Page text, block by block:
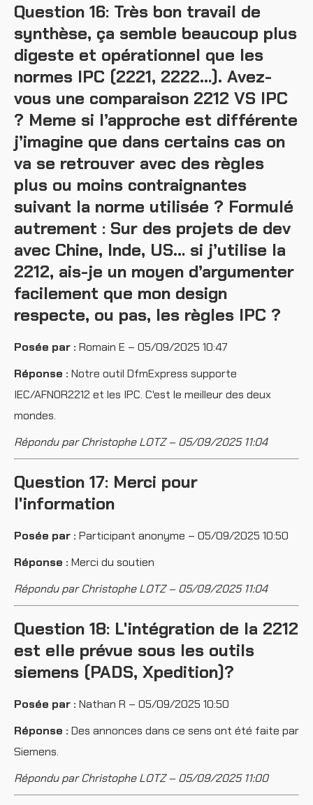
Question 16: Très bon travail de
synthèse, ça semble beaucoup plus
digeste et opérationnel que les
normes IPC (2221, 2222…). Avez-
vous une comparaison 2212 VS IPC
? Meme si l’approche est différente
j’imagine que dans certains cas on
va se retrouver avec des règles
plus ou moins contraignantes
suivant la norme utilisée ? Formulé
autrement : Sur des projets de dev
avec Chine, Inde, US… si j’utilise la
2212, ais-je un moyen d’argumenter
facilement que mon design
respecte, ou pas, les règles IPC ?
Posée par : Romain E – 05/09/2025 10:47
Réponse : Notre outil DfmExpress supporte
IEC/AFNOR2212 et les IPC. C'est le meilleur des deux
mondes.
Répondu par Christophe LOTZ – 05/09/2025 11:04
Question 17: Merci pour
l'information
Posée par : Participant anonyme – 05/09/2025 10:50
Réponse : Merci du soutien
Répondu par Christophe LOTZ – 05/09/2025 11:04
Question 18: L'intégration de la 2212
est elle prévue sous les outils
siemens (PADS, Xpedition)?
Posée par : Nathan R – 05/09/2025 10:50
Réponse : Des annonces dans ce sens ont été faite par
Siemens.
Répondu par Christophe LOTZ – 05/09/2025 11:00